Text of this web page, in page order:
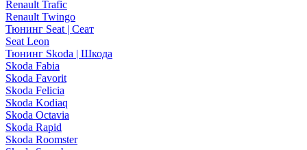
Renault Trafic
Renault Twingo
Тюнинг Seat | Сеат
Seat Leon
Тюнинг Skoda | Шкода
Skoda Fabia
Skoda Favorit
Skoda Felicia
Skoda Kodiaq
Skoda Octavia
Skoda Rapid
Skoda Roomster